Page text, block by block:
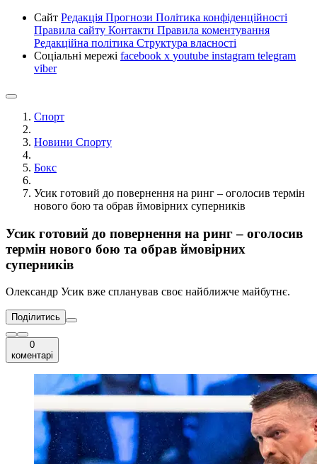
Сайт Редакція Прогнози Політика конфіденційності
Правила сайту Контакти Правила коментування
Редакційна політика Структура власності
Соціальні мережі facebook x youtube instagram telegram
viber
Спорт
Новини Спорту
Бокс
Усик готовий до повернення на ринг – оголосив термін
нового бою та обрав ймовірних суперників
Усик готовий до повернення на ринг – оголосив
термін нового бою та обрав ймовірних
суперників
Олександр Усик вже спланував своє найближче майбутнє.
Поділитись
0
коментарі